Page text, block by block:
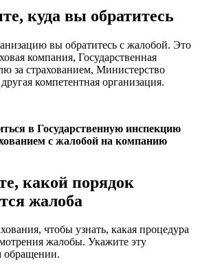
куда вы обратитесь
вы обратитесь с жалобой. Это
компания, Государственная
за страхованием, Министерство
компетентная организация.
в Государственную инспекцию
с жалобой на компанию
какой порядок
жалоба
чтобы узнать, какая процедура
жалобы. Укажите эту